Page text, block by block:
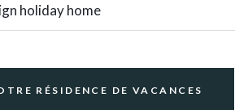
holiday home
RÉSIDENCE DE VACANCES